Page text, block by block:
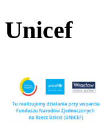
Unicef